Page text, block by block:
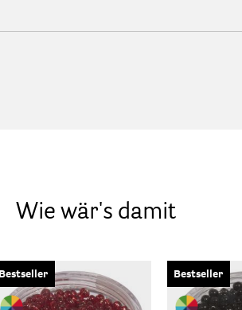
Wie wär's damit
Bestseller Bestseller